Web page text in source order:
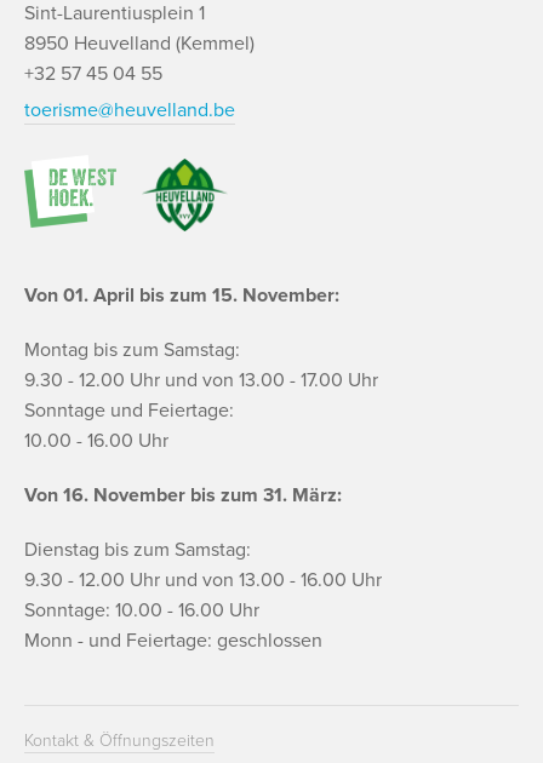
Sint-Laurentiusplein 1
8950 Heuvelland (Kemmel)
+32 57 45 04 55
toerisme@heuvelland.be
Von 01. April bis zum 15. November:
Montag bis zum Samstag:
9.30 - 12.00 Uhr und von 13.00 - 17.00 Uhr
Sonntage und Feiertage:
10.00 - 16.00 Uhr
Von 16. November bis zum 31. März:
Dienstag bis zum Samstag:
9.30 - 12.00 Uhr und von 13.00 - 16.00 Uhr
Sonntage: 10.00 - 16.00 Uhr
Monn - und Feiertage: geschlossen
Kontakt & Öffnungszeiten